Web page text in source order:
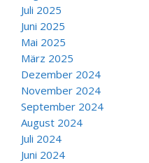
Juli 2025
Juni 2025
Mai 2025
März 2025
Dezember 2024
November 2024
September 2024
August 2024
Juli 2024
Juni 2024